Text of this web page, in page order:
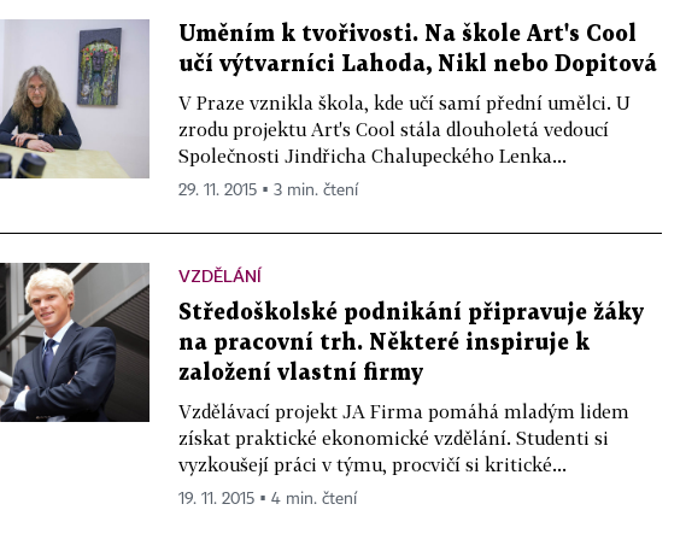
Uměním k tvořivosti. Na škole Art's Cool
učí výtvarníci Lahoda, Nikl nebo Dopitová
V Praze vznikla škola, kde učí samí přední umělci. U
zrodu projektu Art's Cool stála dlouholetá vedoucí
Společnosti Jindřicha Chalupeckého Lenka...
29. 11. 2015 ▪ 3 min. čtení
VZDĚLÁNÍ
Středoškolské podnikání připravuje žáky
na pracovní trh. Některé inspiruje k
založení vlastní firmy
Vzdělávací projekt JA Firma pomáhá mladým lidem
získat praktické ekonomické vzdělání. Studenti si
vyzkoušejí práci v týmu, procvičí si kritické...
19. 11. 2015 ▪ 4 min. čtení